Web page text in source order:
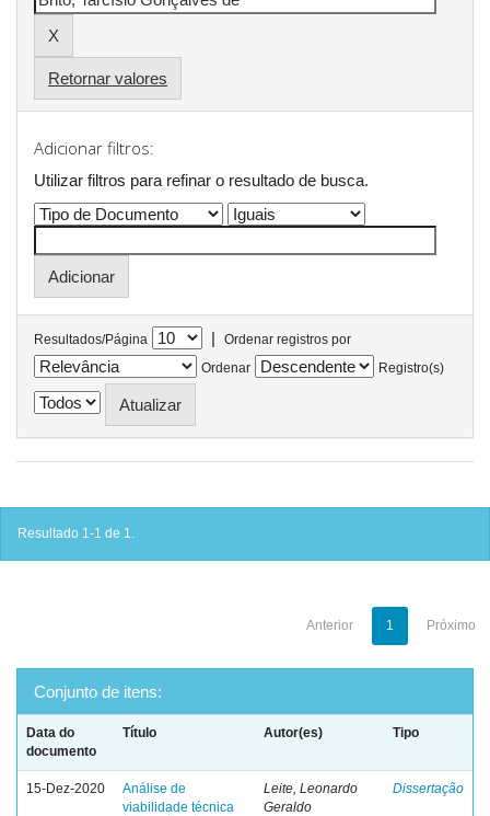
Retornar valores
Adicionar filtros:
Utilizar filtros para refinar o resultado de busca.
Resultados/Página |
Ordenar registros por
Ordenar
Registro(s)
Resultado 1-1 de 1.
Anterior 1 Próximo
Conjunto de itens:
Data do
documento
Título Autor(es) Tipo
15-Dez-2020
Análise de
viabilidade técnica
Leite, Leonardo
Geraldo
Dissertação